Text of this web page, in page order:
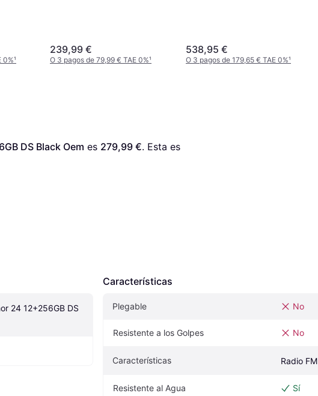
0%¹
239,99 €
O 3 pagos de 79,99 € TAE 0%¹
538,95 €
O 3 pagos de 179,65 € TAE 0%¹
DS Black Oem es 279,99 €. Esta es
24 12+256GB DS
Características
Plegable No
Resistente a los Golpes No
Características Radio FM
Resistente al Agua Sí